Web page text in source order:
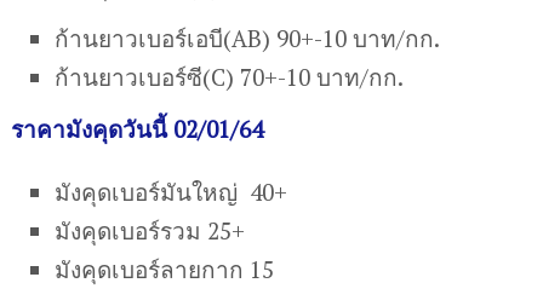
ก้านยาวเบอร์เอบี(AB) 90+-10 บาท/กก.
ก้านยาวเบอร์ซี(C) 70+-10 บาท/กก.
ราคามังคุดวันนี้ 02/01/64
มังคุดเบอร์มันใหญ่ 40+
มังคุดเบอร์รวม 25+
มังคุดเบอร์ลายกาก 15